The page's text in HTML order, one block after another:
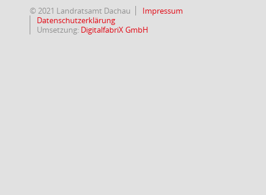
© 2021 Landratsamt Dachau
Impressum
Datenschutzerklärung
Umsetzung: DigitalfabriX GmbH